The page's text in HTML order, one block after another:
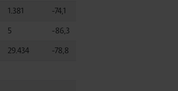
1.381
-74,1
5
-86,3
29.434 -78,8